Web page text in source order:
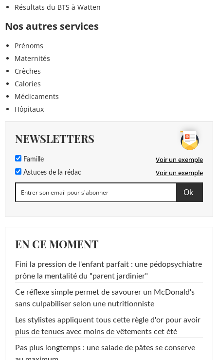
Résultats du BTS à Watten
Nos autres services
Prénoms
Maternités
Crèches
Calories
Médicaments
Hôpitaux
NEWSLETTERS
Famille Voir un exemple
Astuces de la rédac Voir un exemple
EN CE MOMENT
Fini la pression de l'enfant parfait : une pédopsychiatre
prône la mentalité du "parent jardinier"
Ce réflexe simple permet de savourer un McDonald's
sans culpabiliser selon une nutritionniste
Les stylistes appliquent tous cette règle d'or pour avoir
plus de tenues avec moins de vêtements cet été
Pas plus longtemps : une salade de pâtes se conserve